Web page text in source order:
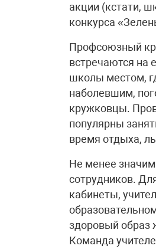
акции (кстати,
конкурса
Профсоюзный
встречаются на
школы местом,
наболевшим,
кружковцы.
популярны
время отдыха,
Не менее
сотрудников.
кабинеты,
здоровый образ
Команда